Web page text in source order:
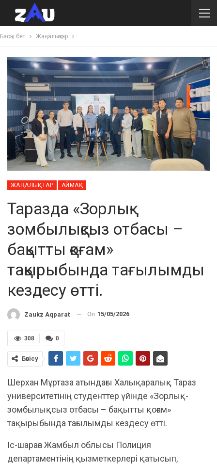
Басқы бет Жаңалықтар
ЖАҢАЛЫҚТАР АЙМАҚ
Таразда «Зорлық-
зомбылықсыз отбасы –
бақытты қоғам»
тақырыбында тағылымды
кездесу өтті.
Zaukz Aqparat On 15/05/2026
0
308
Бөлісу
Шерхан Мұртаза атындағы Халықаралық Тараз
университетінің студенттер үйінде «Зорлық-
зомбылықсыз отбасы – бақытты қоғам»
тақырыбында тағылымды кездесу өтті.
Іс-шараға Жамбыл облысы Полиция
департаментінің қызметкерлері қатысып,